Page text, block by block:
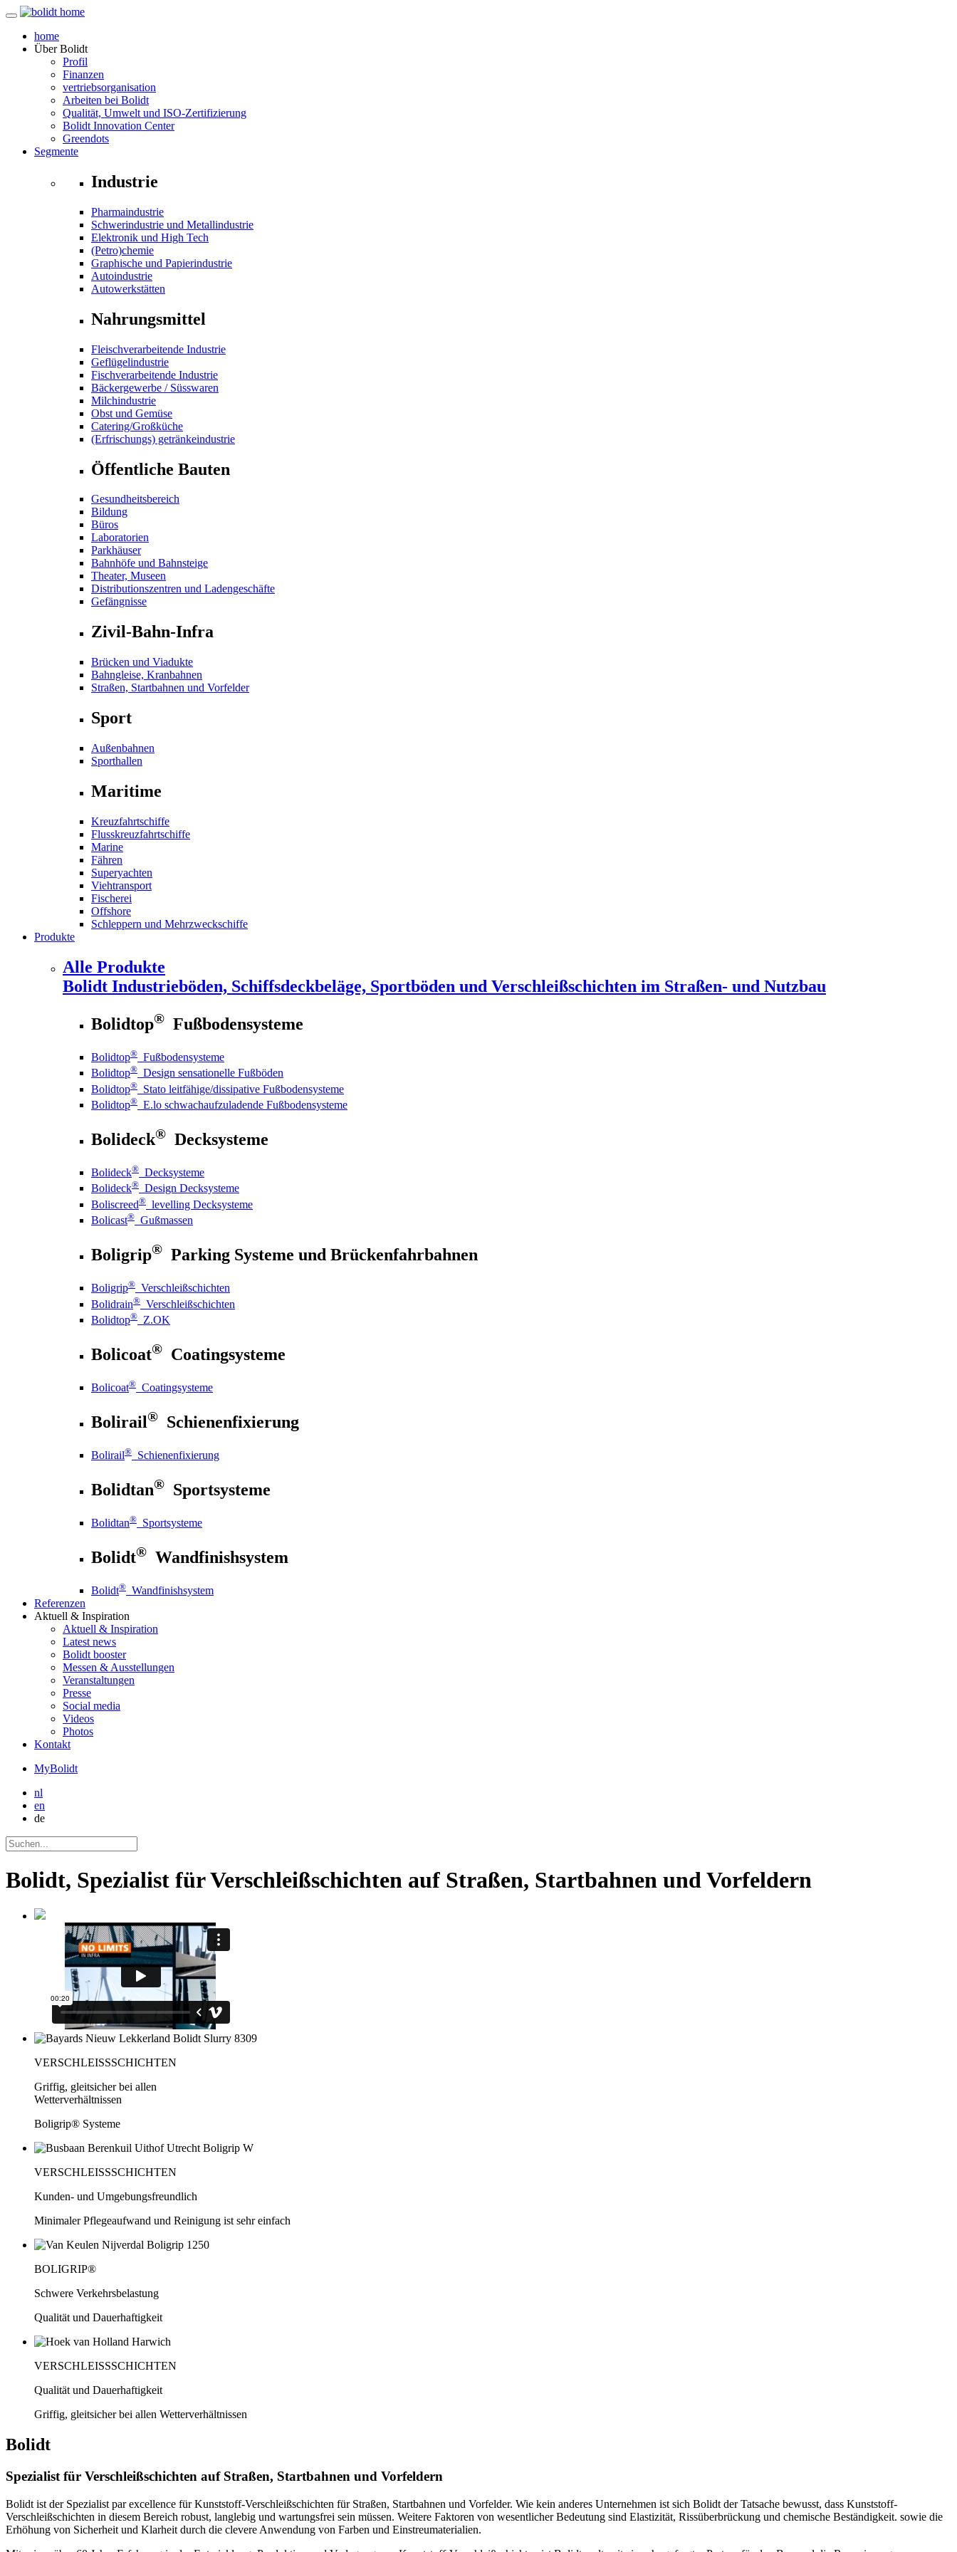
home
ÜberBolidt
Profil
Finanzen
vertriebsorganisation
Arbeiten bei Bolidt
Qualität, Umwelt und ISO-Zertifizierung
Bolidt Innovation Center
Greendots
Segmente
Industrie
Pharmaindustrie
Schwerindustrie und Metallindustrie
Elektronik und High Tech
(Petro)chemie
Graphische und Papierindustrie
Autoindustrie
Autowerkstätten
Nahrungsmittel
Fleischverarbeitende Industrie
Geflügelindustrie
Fischverarbeitende Industrie
Bäckergewerbe / Süsswaren
Milchindustrie
Obst und Gemüse
Catering/Großküche
(Erfrischungs) getränkeindustrie
Öffentliche Bauten
Gesundheitsbereich
Bildung
Büros
Laboratorien
Parkhäuser
Bahnhöfe und Bahnsteige
Theater, Museen
Distributionszentren und Ladengeschäfte
Gefängnisse
Zivil-Bahn-Infra
Brücken und Viadukte
Bahngleise, Kranbahnen
Straßen, Startbahnen und Vorfelder
Sport
Außenbahnen
Sporthallen
Maritime
Kreuzfahrtschiffe
Flusskreuzfahrtschiffe
Marine
Fähren
Superyachten
Viehtransport
Fischerei
Offshore
Schleppern und Mehrzweckschiffe
Produkte
Alle Produkte
Bolidt Industrieböden, Schiffsdeckbeläge, Sportböden und Verschleißschichten im Straßen- und Nutzbau
Bolidtop® Fußbodensysteme
Bolidtop® Fußbodensysteme
Bolidtop® Design sensationelle Fußböden
Bolidtop® Stato leitfähige/dissipative Fußbodensysteme
Bolidtop® E.lo schwachaufzuladende Fußbodensysteme
Bolideck® Decksysteme
Bolideck® Decksysteme
Bolideck® Design Decksysteme
Boliscreed® levelling Decksysteme
Bolicast® Gußmassen
Boligrip® Parking Systeme und Brückenfahrbahnen
Boligrip® Verschleißschichten
Bolidrain® Verschleißschichten
Bolidtop® Z.OK
Bolicoat® Coatingsysteme
Bolicoat® Coatingsysteme
Bolirail® Schienenfixierung
Bolirail® Schienenfixierung
Bolidtan® Sportsysteme
Bolidtan® Sportsysteme
Bolidt® Wandfinishsystem
Bolidt® Wandfinishsystem
Referenzen
Aktuell & Inspiration
Aktuell & Inspiration
Latest news
Bolidt booster
Messen & Ausstellungen
Veranstaltungen
Presse
Social media
Videos
Photos
Kontakt
MyBolidt
nl
en
de
Bolidt, Spezialist für Verschleißschichten auf Straßen, Startbahnen und Vorfeldern
VERSCHLEISSSCHICHTEN
Griffig, gleitsicher bei allen
Wetterverhältnissen
Boligrip® Systeme
VERSCHLEISSSCHICHTEN
Kunden- und Umgebungsfreundlich
Minimaler Pflegeaufwand und Reinigung ist sehr einfach
BOLIGRIP®
Schwere Verkehrsbelastung
Qualität und Dauerhaftigkeit
VERSCHLEISSSCHICHTEN
Qualität und Dauerhaftigkeit
Griffig, gleitsicher bei allen Wetterverhältnissen
Bolidt
Spezialist für Verschleißschichten auf Straßen, Startbahnen und Vorfeldern
Bolidt ist der Spezialist par excellence für Kunststoff-Verschleißschichten für Straßen, Startbahnen und Vorfelder. Wie kein anderes Unternehmen ist sich Bolidt der Tatsache bewusst, dass Kunststoff-
Verschleißschichten in diesem Bereich robust, langlebig und wartungsfrei sein müssen. Weitere Faktoren von wesentlicher Bedeutung sind Elastizität, Rissüberbrückung und chemische Beständigkeit. sowie die
Erhöhung von Sicherheit und Klarheit durch die clevere Anwendung von Farben und Einstreumaterialien.